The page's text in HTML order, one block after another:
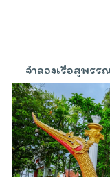
จำลองเรือสุพร